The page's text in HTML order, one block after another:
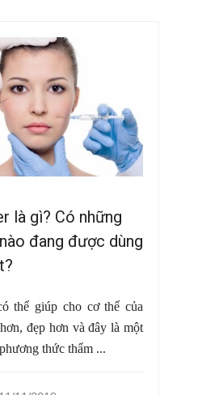
là gì? Có những
đang được dùng
thể giúp cho cơ thể của
đẹp hơn và đây là một
thức thẩm ...